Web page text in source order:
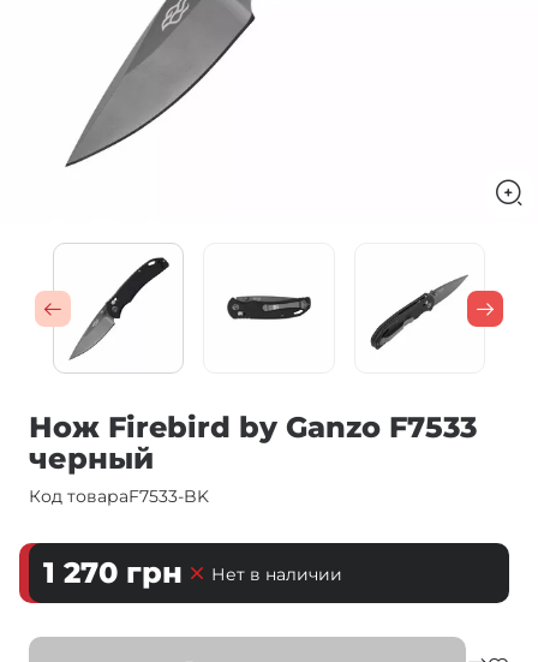
Нож Firebird by Ganzo F7533
черный
Код товараF7533-BK
1 270 грн Нет в наличии